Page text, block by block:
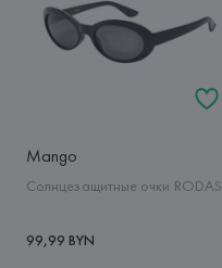
Mango
Солнцезащитные очки RODAS
99,99 BYN